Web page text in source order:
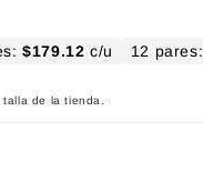
$179.12 c/u 12 pares:
de la tienda.